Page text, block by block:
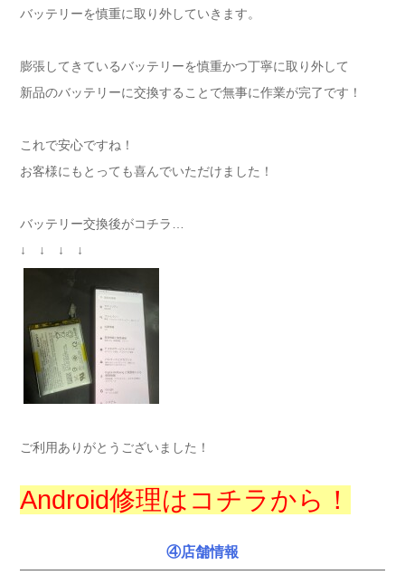
バッテリーを慎重に取り外していきます。
膨張してきているバッテリーを慎重かつ丁寧に取り外して
新品のバッテリーに交換することで無事に作業が完了です！
これで安心ですね！
お客様にもとっても喜んでいただけました！
バッテリー交換後がコチラ…
↓ ↓ ↓ ↓
ご利用ありがとうございました！
Android修理はコチラから！
④店舗情報